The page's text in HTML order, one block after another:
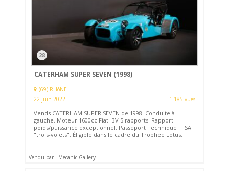
28
CATERHAM SUPER SEVEN (1998)
(69) RHôNE
22 juin 2022
1 185 vues
Vends CATERHAM SUPER SEVEN de 1998. Conduite à
gauche. Moteur 1600cc Fiat. BV 5 rapports. Rapport
poids/puissance exceptionnel. Passeport Technique FFSA
"trois-volets". Éligible dans le cadre du Trophée Lotus.
Vendu par : Mecanic Gallery